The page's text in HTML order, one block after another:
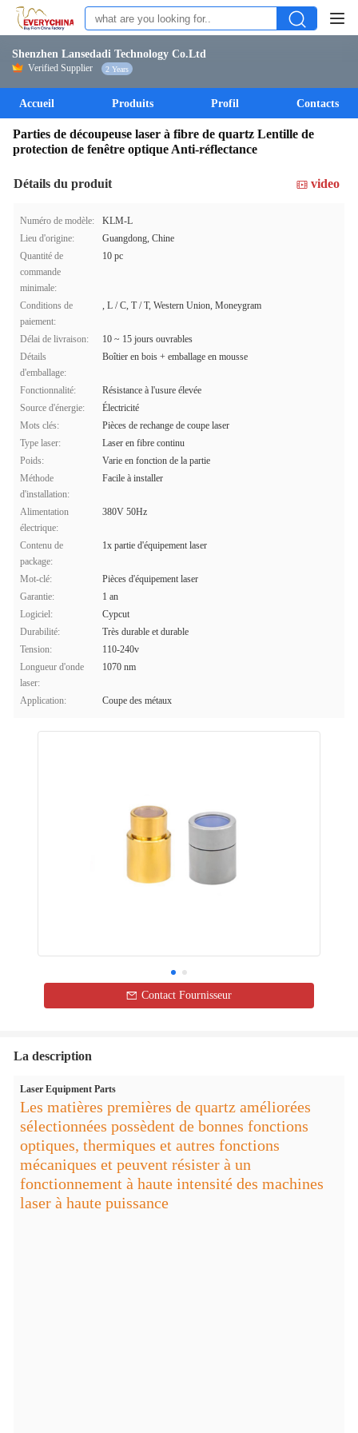
Shenzhen Lansedadi Technology Co.Ltd
Verified Supplier 2 Years
Accueil Produits Profil Contacts
Parties de découpeuse laser à fibre de quartz Lentille de
protection de fenêtre optique Anti-réflectance
Détails du produit video
Numéro de modèle:
KLM-L
Lieu d'origine:
Guangdong, Chine
Quantité de
commande
minimale:
10 pc
Conditions de
paiement:
, L / C, T / T, Western Union, Moneygram
Délai de livraison:
10 ~ 15 jours ouvrables
Détails
d'emballage:
Boîtier en bois + emballage en mousse
Fonctionnalité:
Résistance à l'usure élevée
Source d'énergie:
Électricité
Mots clés:
Pièces de rechange de coupe laser
Type laser:
Laser en fibre continu
Poids:
Varie en fonction de la partie
Méthode
d'installation:
Facile à installer
Alimentation
électrique:
380V 50Hz
Contenu de
package:
1x partie d'équipement laser
Mot-clé:
Pièces d'équipement laser
Garantie:
1 an
Logiciel:
Cypcut
Durabilité:
Très durable et durable
Tension:
110-240v
Longueur d'onde
laser:
1070 nm
Application: Coupe des métaux
Contact Fournisseur
La description
Laser Equipment Parts
Les matières premières de quartz améliorées
sélectionnées possèdent de bonnes fonctions
optiques, thermiques et autres fonctions
mécaniques et peuvent résister à un
fonctionnement à haute intensité des machines
laser à haute puissance